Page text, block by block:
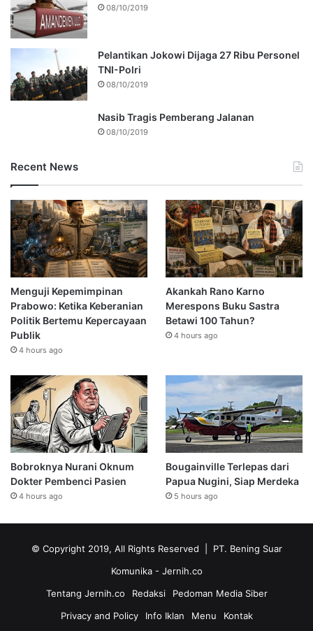
08/10/2019
Pelantikan Jokowi Dijaga 27 Ribu Personel
TNI-Polri
08/10/2019
Nasib Tragis Pemberang Jalanan
08/10/2019
Recent News
Menguji Kepemimpinan
Prabowo: Ketika Keberanian
Politik Bertemu Kepercayaan
Publik
4 hours ago
Akankah Rano Karno
Merespons Buku Sastra
Betawi 100 Tahun?
4 hours ago
Bobroknya Nurani Oknum
Dokter Pembenci Pasien
4 hours ago
Bougainville Terlepas dari
Papua Nugini, Siap Merdeka
5 hours ago
© Copyright 2019, All Rights Reserved | PT. Bening Suar
Komunika - Jernih.co
Tentang Jernih.co
Redaksi
Pedoman Media Siber
Privacy and Policy
Info Iklan Menu Kontak